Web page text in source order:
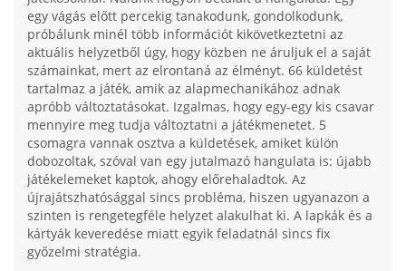
egy vágás előtt percekig tanakodunk, gondolkodunk,
próbálunk minél több információt kikövetkeztetni az
aktuális helyzetből úgy, hogy közben ne áruljuk el a saját
számainkat, mert az elrontaná az élményt. 66 küldetést
tartalmaz a játék, amik az alapmechanikához adnak
apróbb változtatásokat. Izgalmas, hogy egy-egy kis csavar
mennyire meg tudja változtatni a játékmenetet. 5
csomagra vannak osztva a küldetések, amiket külön
dobozoltak, szóval van egy jutalmazó hangulata is: újabb
játékelemeket kaptok, ahogy előrehaladtok. Az
újrajátszhatósággal sincs probléma, hiszen ugyanazon a
szinten is rengetegféle helyzet alakulhat ki. A lapkák és a
kártyák keveredése miatt egyik feladatnál sincs fix
győzelmi stratégia.